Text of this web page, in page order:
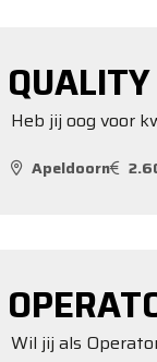
Heb jij oog voor
Apeldoorn
Wil jij als